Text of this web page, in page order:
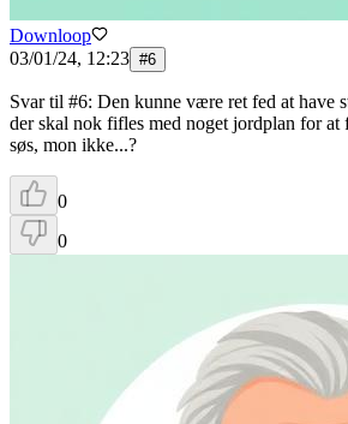
Downloop
03/01/24, 12:23 #6
Svar til #6: Den kunne være ret fed at have
der skal nok fifles med noget jordplan for at
søs, mon ikke...?
0
0